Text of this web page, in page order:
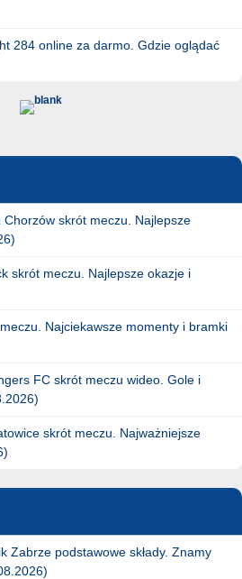
284 online za darmo. Gdzie oglądać
Chorzów skrót meczu. Najlepsze
skrót meczu. Najlepsze okazje i
Najciekawsze momenty i bramki
FC skrót meczu wideo. Gole i
skrót meczu. Najważniejsze
Zabrze podstawowe składy. Znamy